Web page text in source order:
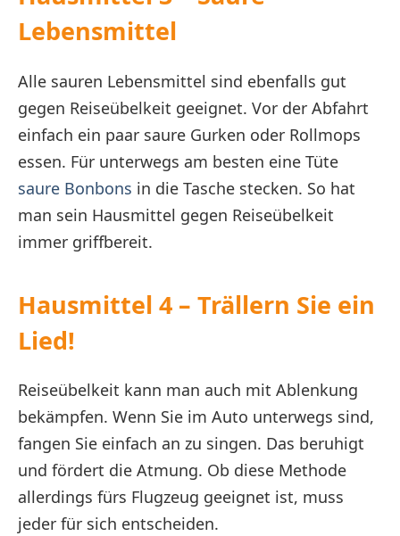
Lebensmittel
Alle sauren Lebensmittel sind ebenfalls gut
gegen Reiseübelkeit geeignet. Vor der Abfahrt
einfach ein paar saure Gurken oder Rollmops
essen. Für unterwegs am besten eine Tüte
saure Bonbons in die Tasche stecken. So hat
man sein Hausmittel gegen Reiseübelkeit
immer griffbereit.
Hausmittel 4 – Trällern Sie ein
Lied!
Reiseübelkeit kann man auch mit Ablenkung
bekämpfen. Wenn Sie im Auto unterwegs sind,
fangen Sie einfach an zu singen. Das beruhigt
und fördert die Atmung. Ob diese Methode
allerdings fürs Flugzeug geeignet ist, muss
jeder für sich entscheiden.